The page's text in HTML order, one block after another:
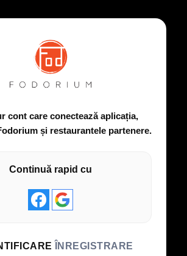
cont care conectează aplicația,
și restaurantele partenere.
Continuă rapid cu
ÎNREGISTRARE